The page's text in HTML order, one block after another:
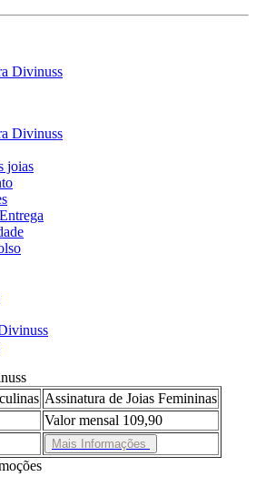
Divinuss
Divinuss
joias
Assinatura de Joias Femininas
Valor mensal 109,90
Mais Informações